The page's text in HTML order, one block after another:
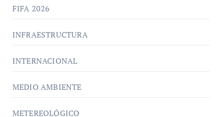
FIFA 2026
INFRAESTRUCTURA
INTERNACIONAL
MEDIO AMBIENTE
METEREOLÓGICO